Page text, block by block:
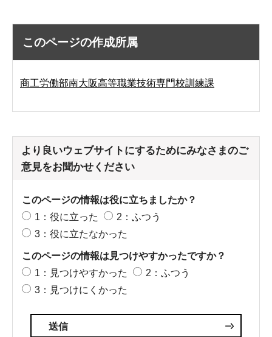
このページの作成所属
商工労働部南大阪高等職業技術専門校訓練課
より良いウェブサイトにするためにみなさまのご
意見をお聞かせください
このページの情報は役に立ちましたか？
1：役に立った
2：ふつう
3：役に立たなかった
このページの情報は見つけやすかったですか？
1：見つけやすかった
2：ふつう
3：見つけにくかった